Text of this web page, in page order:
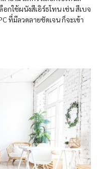
กใช้ผนังสีเอิร์ธโทน เช่น สีเบจ
ที่มีลวดลายชัดเจน ก็จะเข้า